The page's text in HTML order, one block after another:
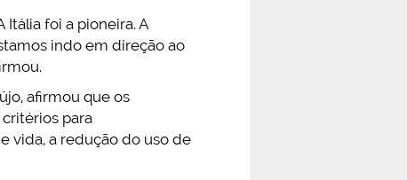
foi a pioneira. A
indo em direção ao
afirmou que os
para
vida, a redução do uso de